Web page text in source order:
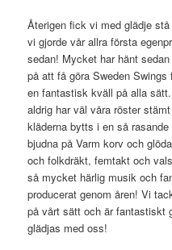
Återigen fick vi med glädje
vi gjorde vår allra första
sedan! Mycket har hänt
på att få göra Sweden
en fantastisk kväll på alla
aldrig har väl våra röster
kläderna bytts i en så
bjudna på Varm korv och
och folkdräkt, femtakt och
så mycket härlig musik och
producerat genom åren! Vi
på vårt sätt och är fantastiskt
glädjas med oss!